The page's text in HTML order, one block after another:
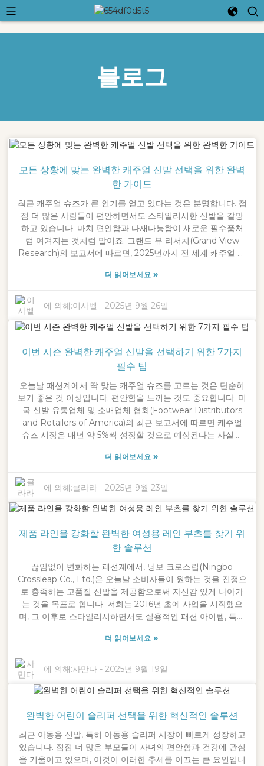
블로그
모든 상황에 맞는 완벽한 캐주얼 신발 선택을 위한 완벽
한 가이드
최근 캐주얼 슈즈가 큰 인기를 얻고 있다는 것은 분명합니다. 점
점 더 많은 사람들이 편안하면서도 스타일리시한 신발을 갈망
하고 있습니다. 마치 편안함과 다재다능함이 새로운 필수품처
럼 여겨지는 것처럼 말이죠. 그랜드 뷰 리서치(Grand View
Research)의 보고서에 따르면, 2025년까지 전 세계 캐주얼 슈
다. 이는 사람들이 디자인도 멋지지만 실용성도 포기하지 않는
서도 세련된 스타일을 추구하기 때문에, 캐주얼 슈즈의 종류는
계속해서 늘어나고 있습니다. 일상적인 심부름부터 친구들과의
외출까지 어떤 상황에도 잘 어울리는 슈즈입니다. 닝보 크로스
through the world)"라는 모토를 고수하며, 이는 자신이 신는
신발을 통해 자신을 탐구하고 표현하는 정신을 잘 보여줍니다.
를 가든, 무엇을 하든 완벽하게 어울리는 완벽한 캐주얼 슈즈를
고르는 데 도움을 드립니다.
더 읽어보세요»
에 의해:이사벨 -2025년 9월 26일
이번 시즌 완벽한 캐주얼 신발을 선택하기 위한 7가지
필수 팁
오늘날 패션계에서 딱 맞는 캐주얼 슈즈를 고르는 것은 단순히
보기 좋은 것 이상입니다. 편안함을 느끼는 것도 중요합니다. 미
국 신발 유통업체 및 소매업체 협회(Footwear Distributors
and Retailers of America)의 최근 보고서에 따르면 캐주얼
슈즈 시장은 매년 약 5%씩 성장할 것으로 예상된다는 사실을
한 신발을 얼마나 갈망하는지를 보여줍니다. 사람들이 패션 선
더욱 중요해졌습니다. 2016년 "세상을 누비다"라는 모토로 시
작한 Ningbo Crossleap Co., Ltd.는 이러한 트렌드가 얼마나
중요한지 잘 알고 있습니다. 그렇기에 저희는 품질, 스타일, 그
는 데 전념하고 있습니다. 저희는 업계 표준과 고객의 요구를 충
족하기 위해 노력하며, 끊임없이 변화하는 시장에서 고객이 새
더 읽어보세요»
에 의해:클라라 -2025년 9월 23일
제품 라인을 강화할 완벽한 여성용 레인 부츠를 찾기 위
한 솔루션
끊임없이 변화하는 패션계에서, 닝보 크로스립(Ningbo
Crossleap Co., Ltd.)은 오늘날 소비자들이 원하는 것을 진정으
로 충족하는 고품질 신발을 제공함으로써 자신감 있게 나아가
는 것을 목표로 합니다. 저희는 2016년 초에 사업을 시작했으
며, 그 이후로 스타일리시하면서도 실용적인 패션 아이템, 특히
다. 제품 라인을 확장할 계획이면서, 단순히 방수 기능을 넘어
를 만드는 데 집중하는 것이 매우 중요하다는 것을 알고 있습니
다. 이 튜토리얼은 완벽한 여성용 레인 부츠를 찾는 데 도움이
되는 몇 가지 새로운 아이디어를 소개합니다. 저희가 제공하는
의 조화, 즉 진정한 만족을 선사하는 제품입니다. 자, 이제 브랜
부츠를 선택할 때 고려해야 할 핵심 사항을 자세히 살펴보겠습
니다.
더 읽어보세요»
에 의해:사만다 -2025년 9월 19일
완벽한 어린이 슬리퍼 선택을 위한 혁신적인 솔루션
최근 아동용 신발, 특히 아동용 슬리퍼 시장이 빠르게 성장하고
있습니다. 점점 더 많은 부모들이 자녀의 편안함과 건강에 관심
을 기울이고 있으며, 이것이 이러한 추세를 이끄는 큰 요인입니